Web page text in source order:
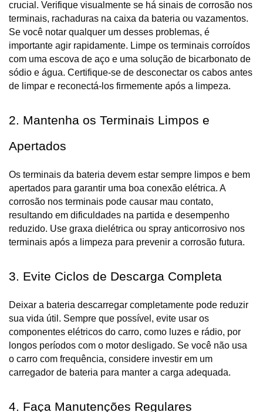
crucial. Verifique visualmente se há sinais de corrosão nos
terminais, rachaduras na caixa da bateria ou vazamentos.
Se você notar qualquer um desses problemas, é
importante agir rapidamente. Limpe os terminais corroídos
com uma escova de aço e uma solução de bicarbonato de
sódio e água. Certifique-se de desconectar os cabos antes
de limpar e reconectá-los firmemente após a limpeza.
2. Mantenha os Terminais Limpos e
Apertados
Os terminais da bateria devem estar sempre limpos e bem
apertados para garantir uma boa conexão elétrica. A
corrosão nos terminais pode causar mau contato,
resultando em dificuldades na partida e desempenho
reduzido. Use graxa dielétrica ou spray anticorrosivo nos
terminais após a limpeza para prevenir a corrosão futura.
3. Evite Ciclos de Descarga Completa
Deixar a bateria descarregar completamente pode reduzir
sua vida útil. Sempre que possível, evite usar os
componentes elétricos do carro, como luzes e rádio, por
longos períodos com o motor desligado. Se você não usa
o carro com frequência, considere investir em um
carregador de bateria para manter a carga adequada.
4. Faça Manutenções Regulares